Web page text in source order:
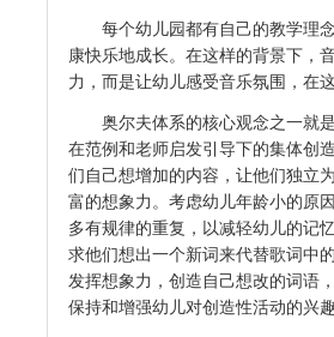
每个幼儿园都有自己的教学理
康快乐地成长。在这样的背景下，
力，而是让幼儿感受音乐氛围，在
奥尔夫体系的核心观念之一就
在范例和老师启发引导下的集体创
们自己想增加的内容，让他们独立
富的想象力。考虑幼儿年龄小的原
多有规律的重复，以减轻幼儿的记
求他们想出一个新词来代替歌词中
发挥想象力，创造自己想改的词语
保持和增强幼儿对创造性活动的兴